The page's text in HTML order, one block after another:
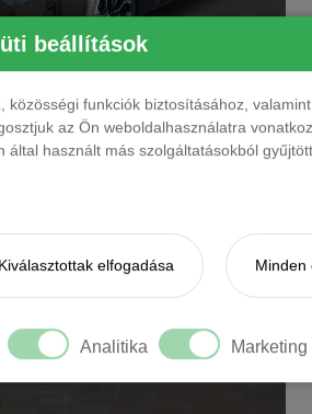
beállítások
funkciók biztosításához,
az Ön weboldalhasználatra
használt más szolgáltatásokból
Kiválasztottak elfogadása Minden
Analitika Marketing